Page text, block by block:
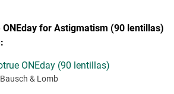
for Astigmatism (90 lentillas)
ONEday (90 lentillas)
& Lomb